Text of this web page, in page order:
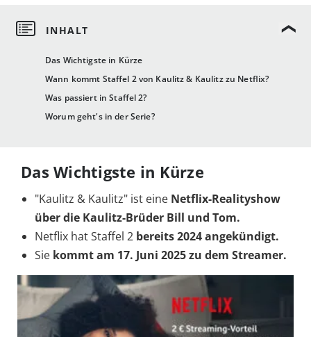
Das Wichtigste in Kürze
Wann kommt Staffel 2 von Kaulitz & Kaulitz zu Netflix?
Was passiert in Staffel 2?
Worum geht's in der Serie?
Das Wichtigste in Kürze
"Kaulitz & Kaulitz" ist eine Netflix-Realityshow
über die Kaulitz-Brüder Bill und Tom.
Netflix hat Staffel 2 bereits 2024 angekündigt.
Sie kommt am 17. Juni 2025 zu dem Streamer.